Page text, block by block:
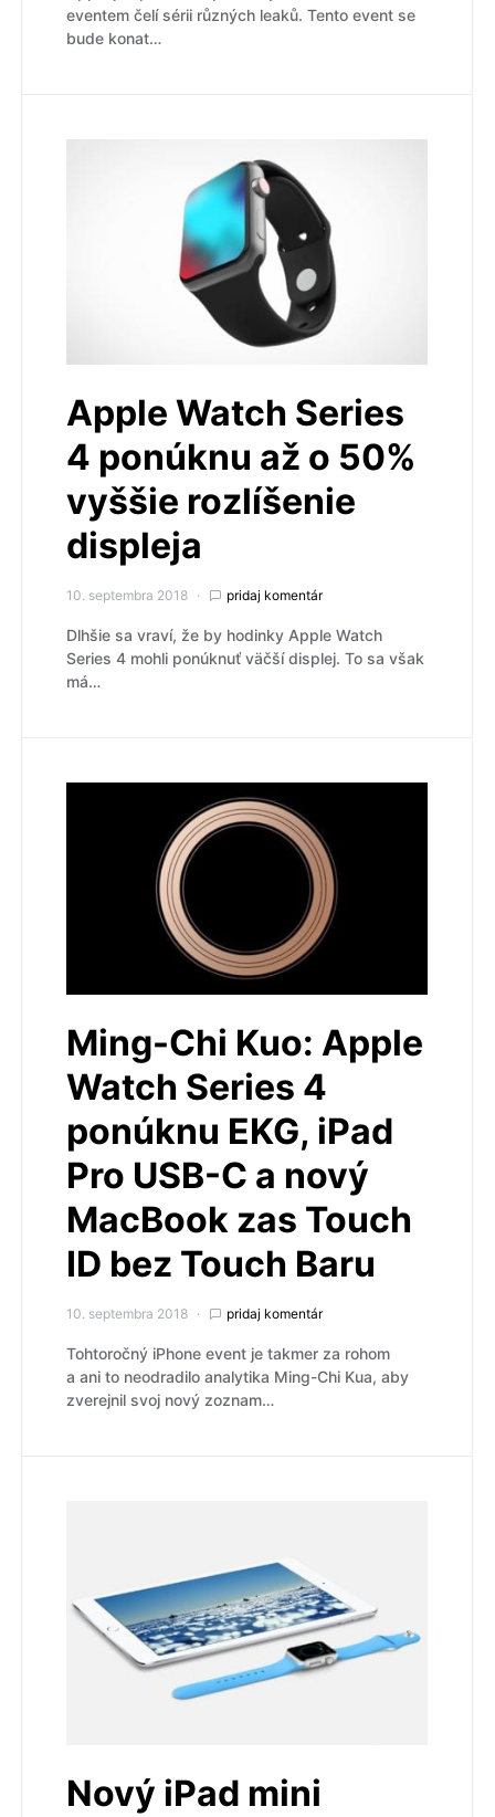
eventem čelí sérii různých leaků. Tento event se
bude konat…
Apple Watch Series
4 ponúknu až o 50%
vyššie rozlíšenie
displeja
10. septembra 2018 pridaj komentár
Dlhšie sa vraví, že by hodinky Apple Watch
Series 4 mohli ponúknuť väčší displej. To sa však
má…
Ming-Chi Kuo: Apple
Watch Series 4
ponúknu EKG, iPad
Pro USB-C a nový
MacBook zas Touch
ID bez Touch Baru
10. septembra 2018 pridaj komentár
Tohtoročný iPhone event je takmer za rohom
a ani to neodradilo analytika Ming-Chi Kua, aby
zverejnil svoj nový zoznam…
Nový iPad mini